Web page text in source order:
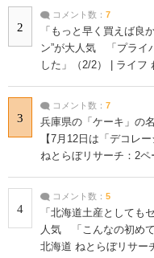
2
コメント数： 7
「もっと早く買えば
ン”が大人気 「プライ
した」（2/2） | ライフ
3
コメント数： 7
兵庫県の「ケーキ」の
【7月12日は「デコレ
ねとらぼリサーチ：2ペ
4
コメント数： 5
「北海道土産としても
人気 「こんなの初め
北海道 ねとらぼリサー